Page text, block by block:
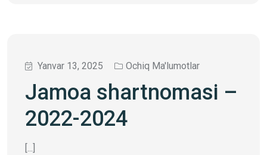
Yanvar 13, 2025 Ochiq Ma'lumotlar
Jamoa shartnomasi –
2022-2024
[...]